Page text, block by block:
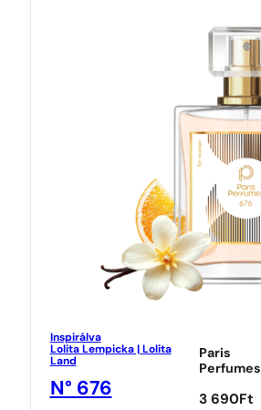
Inspirálva
Lolita Lempicka | Lolita
Land
N° 676
Paris
Perfumes
3 690 Ft